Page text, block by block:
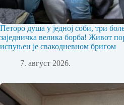
Петоро душа у једној соби, три
заједничка велика борба! Живот
испуњен је свакодневном бригом
7. август 2026.